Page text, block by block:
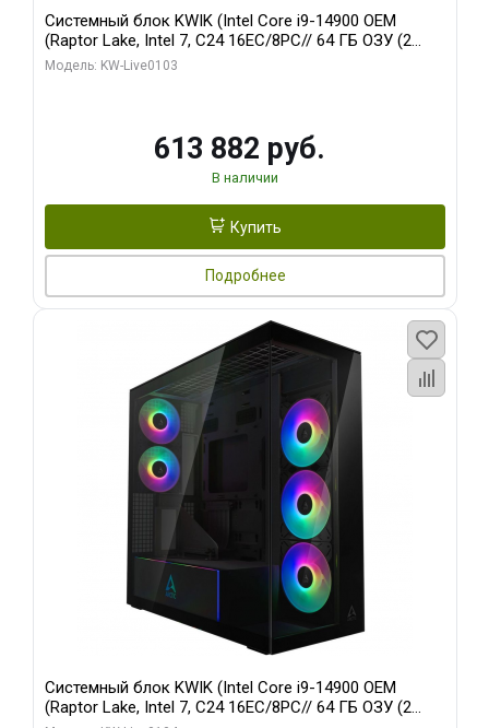
Системный блок KWIK (Intel Core i9-14900 OEM
(Raptor Lake, Intel 7, C24 16EC/8PC// 64 ГБ ОЗУ (2
модуля)/ Afox RTX4090 24GB GDDR6X 384-Bit 3xDP
Модель: KW-Live0103
613 882 руб.
В наличии
Купить
Подробнее
Системный блок KWIK (Intel Core i9-14900 OEM
(Raptor Lake, Intel 7, C24 16EC/8PC// 64 ГБ ОЗУ (2